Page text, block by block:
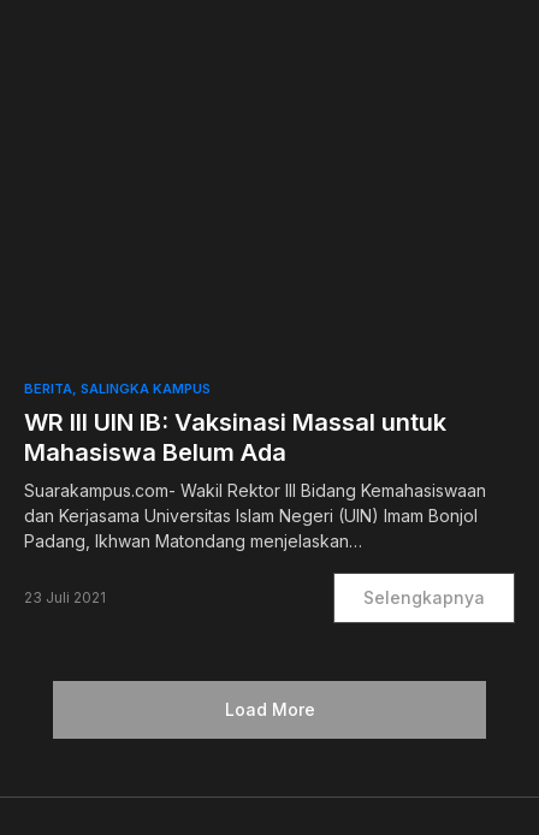
BERITA SALINGKA KAMPUS
WR III UIN IB: Vaksinasi Massal untuk
Mahasiswa Belum Ada
Suarakampus.com- Wakil Rektor III Bidang Kemahasiswaan
dan Kerjasama Universitas Islam Negeri (UIN) Imam Bonjol
Padang, Ikhwan Matondang menjelaskan…
23 Juli 2021 Selengkapnya
Load More